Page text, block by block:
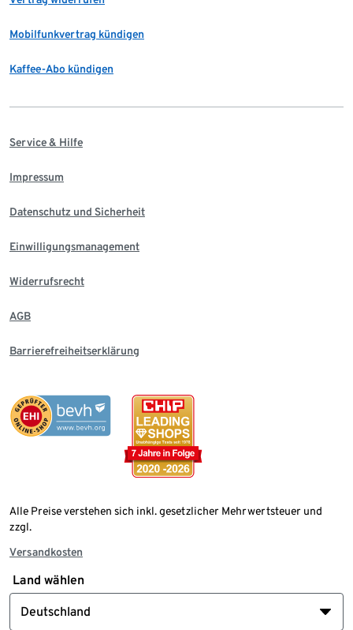
Mobilfunkvertrag kündigen
Kaffee-Abo kündigen
Service & Hilfe
Impressum
Datenschutz und Sicherheit
Einwilligungsmanagement
Widerrufsrecht
AGB
Barrierefreiheitserklärung
Alle Preise verstehen sich inkl. gesetzlicher Mehrwertsteuer und
zzgl.
Versandkosten
Land wählen
Deutschland